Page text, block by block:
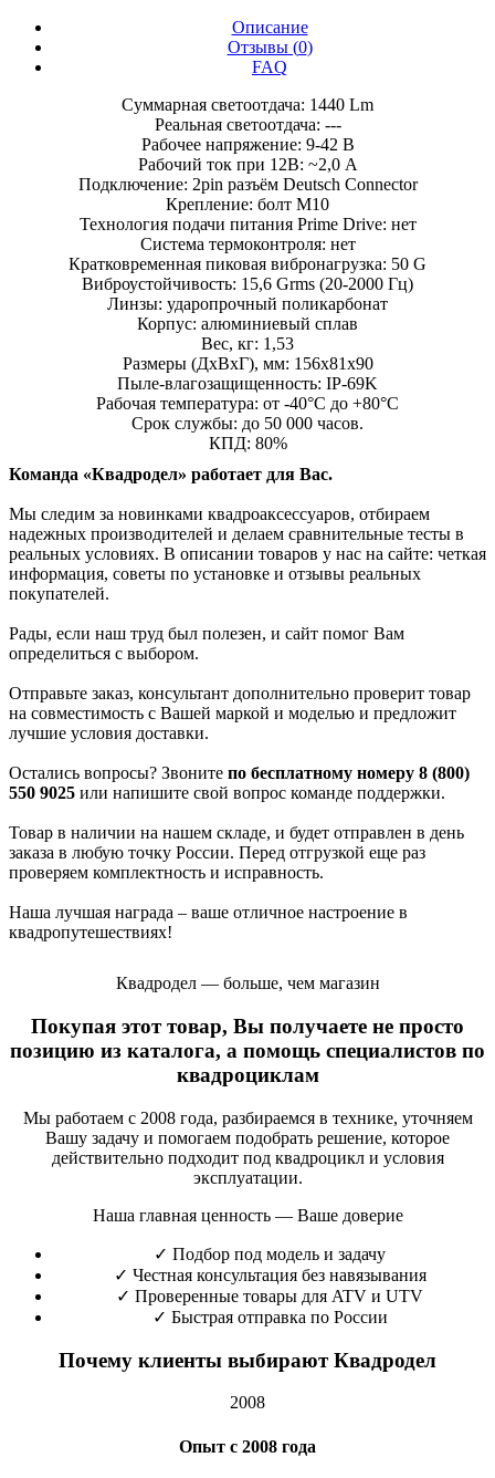
Описание
Отзывы (0)
FAQ
Суммарная светоотдача: 1440 Lm
Реальная светоотдача: ---
Рабочее напряжение: 9-42 В
Рабочий ток при 12В: ~2,0 A
Подключение: 2pin разъём Deutsch Connector
Крепление: болт М10
Технология подачи питания Prime Drive: нет
Система термоконтроля: нет
Кратковременная пиковая вибронагрузка: 50 G
Виброустойчивость: 15,6 Grms (20-2000 Гц)
Линзы: ударопрочный поликарбонат
Корпус: алюминиевый cплав
Вес, кг: 1,53
Размеры (ДхВхГ), мм: 156х81х90
Пыле-влагозащищенность: IP-69K
Рабочая температура: от -40°С до +80°С
Срок службы: до 50 000 часов.
КПД: 80%
Команда «Квадродел» работает для Вас.
Мы следим за новинками квадроаксессуаров, отбираем
надежных производителей и делаем сравнительные тесты в
реальных условиях. В описании товаров у нас на сайте: четкая
информация, советы по установке и отзывы реальных
покупателей.
Рады, если наш труд был полезен, и сайт помог Вам
определиться с выбором.
Отправьте заказ, консультант дополнительно проверит товар
на совместимость с Вашей маркой и моделью и предложит
лучшие условия доставки.
Остались вопросы? Звоните по бесплатному номеру 8 (800)
550 9025 или напишите свой вопрос команде поддержки.
Товар в наличии на нашем складе, и будет отправлен в день
заказа в любую точку России. Перед отгрузкой еще раз
проверяем комплектность и исправность.
Наша лучшая награда – ваше отличное настроение в
квадропутешествиях!
Квадродел — больше, чем магазин
Покупая этот товар, Вы получаете не просто
позицию из каталога, а помощь специалистов по
квадроциклам
Мы работаем с 2008 года, разбираемся в технике, уточняем
Вашу задачу и помогаем подобрать решение, которое
действительно подходит под квадроцикл и условия
эксплуатации.
Наша главная ценность — Ваше доверие
✓ Подбор под модель и задачу
✓ Честная консультация без навязывания
✓ Проверенные товары для ATV и UTV
✓ Быстрая отправка по России
Почему клиенты выбирают Квадродел
2008
Опыт с 2008 года